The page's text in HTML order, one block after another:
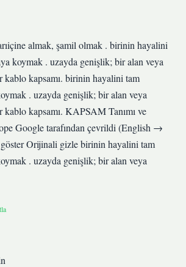
almak, şamil olmak . birinin hayalini
koymak . uzayda genişlik; bir alan veya
kapsamı. birinin hayalini tam
. uzayda genişlik; bir alan veya
kapsamı. KAPSAM Tanımı ve
Google tarafından çevrildi (English →
Orijinali gizle birinin hayalini tam
. uzayda genişlik; bir alan veya